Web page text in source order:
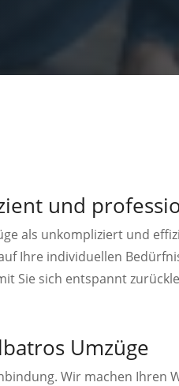
und
als unkompliziert und
Ihre individuellen
Sie sich entspannt
Umzüge
Wir machen Ihren